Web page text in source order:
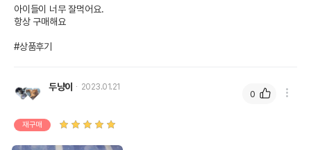
품명 및 모델명
법에 의한 인증,허가 등을
제조국 또는 원산지
제조자,수입품의 경우
수입자를 함께 표기
아이들이 너무 잘먹어요.
항상 구매해요
#상품후기
두냥이 2023.01.21
재구매
0